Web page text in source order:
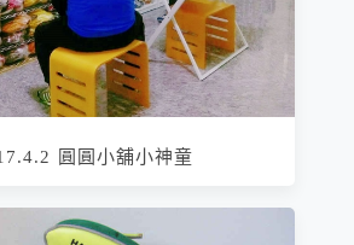
圓圓小舖小神童